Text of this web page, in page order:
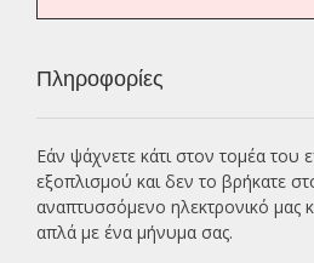
Πληροφορίες
Εάν ψάχνετε κάτι στον τομέα του
εξοπλισμού και δεν το βρήκατε
αναπτυσσόμενο ηλεκτρονικό μας
απλά με ένα μήνυμα σας.